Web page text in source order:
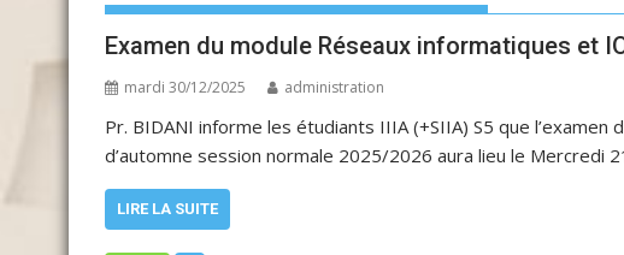
Examen du module Réseaux informatiques et
mardi 30/12/2025 administration
Pr. BIDANI informe les étudiants IIIA (+SIIA) S5 que
d’automne session normale 2025/2026 aura lieu le Mercredi
LIRE LA SUITE